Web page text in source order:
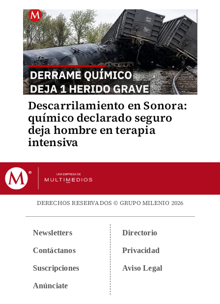
Descarrilamiento en Sonora:
químico declarado seguro
deja hombre en terapia
intensiva
DERECHOS RESERVADOS © GRUPO MILENIO 2026
Newsletters
Contáctanos
Suscripciones
Anúnciate
Directorio
Privacidad
Aviso Legal